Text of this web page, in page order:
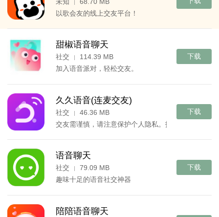
|
以歌会友的线上交友平台！
甜椒语音聊天
社交
114.39 MB
加入语音派对，轻松交友。
下载
久久语音(连麦交友)
社交 |
46.36 MB
交友需谨慎，请注意保护个人隐私。抵制粗俗语言，
下载
语音聊天
社交 |
79.09 MB
趣味十足的语音社交神器
下载
陪陪语音聊天